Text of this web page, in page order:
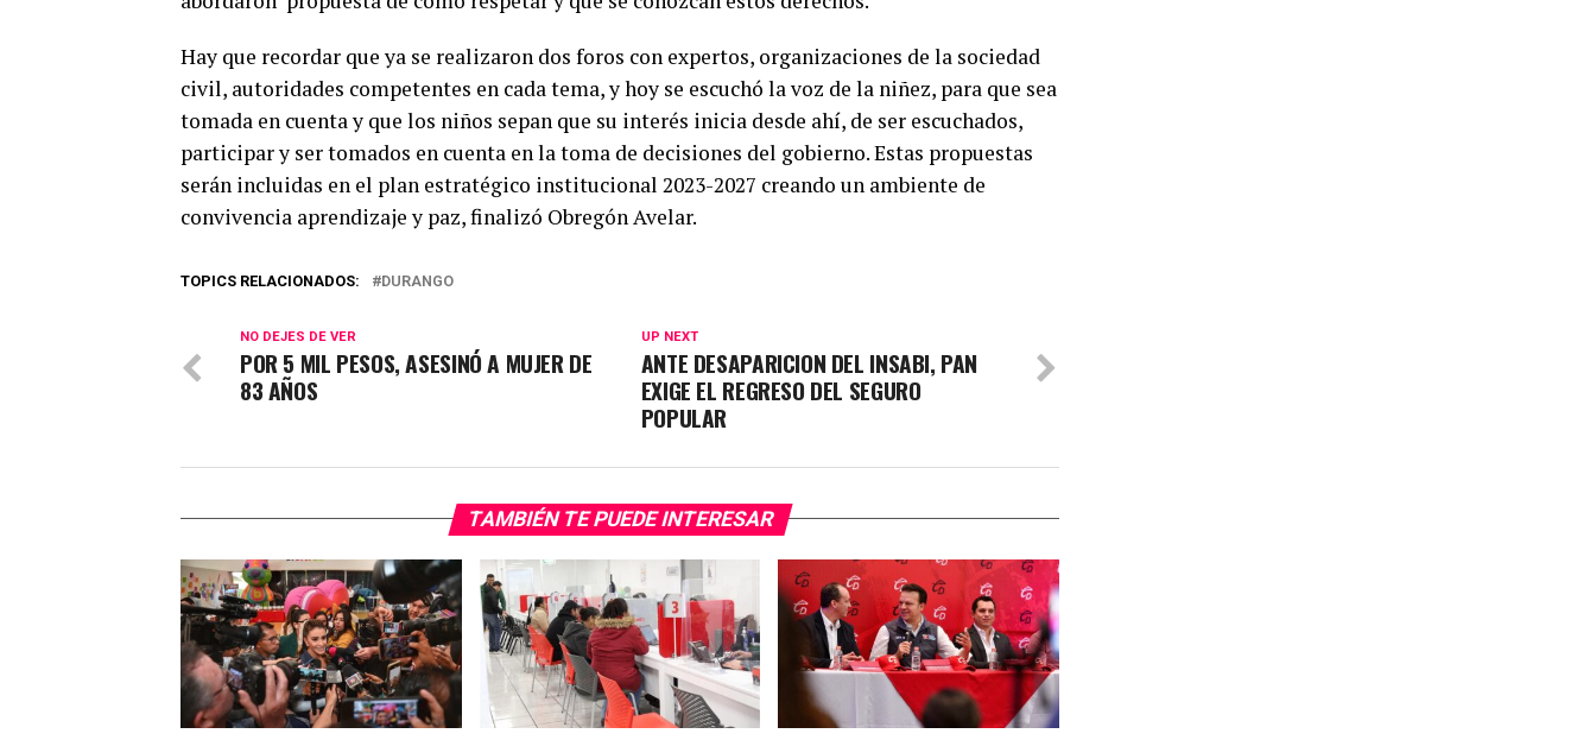
Hay que recordar que ya se realizaron dos foros con expertos, organizaciones de la sociedad
civil, autoridades competentes en cada tema, y hoy se escuchó la voz de la niñez, para que sea
tomada en cuenta y que los niños sepan que su interés inicia desde ahí, de ser escuchados,
participar y ser tomados en cuenta en la toma de decisiones del gobierno. Estas propuestas
serán incluidas en el plan estratégico institucional 2023-2027 creando un ambiente de
convivencia aprendizaje y paz, finalizó Obregón Avelar.
TOPICS RELACIONADOS: DURANGO
UP NEXT
ANTE DESAPARICION DEL INSABI, PAN
EXIGE EL REGRESO DEL SEGURO
POPULAR
NO DEJES DE VER
POR 5 MIL PESOS, ASESINÓ A MUJER DE
83 AÑOS
TAMBIÉN TE PUEDE INTERESAR